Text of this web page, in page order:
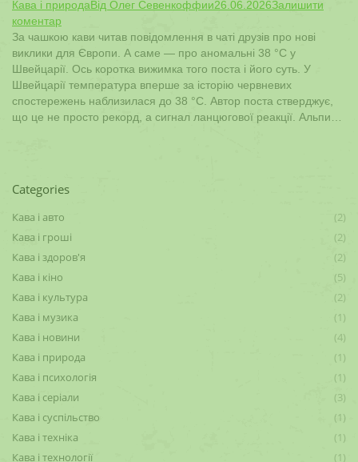
Кава і природаВід Олег Севенкоффии26.06.2026Залишити
коментар
За чашкою кави читав повідомлення в чаті друзів про нові
виклики для Європи. А саме — про аномальні 38 °C у
Швейцарії. Ось коротка вижимка того поста і його суть. У
Швейцарії температура вперше за історію червневих
спостережень наблизилася до 38 °C. Автор поста стверджує,
що це не просто рекорд, а сигнал ланцюгової реакції. Альпи…
Categories
Кава і авто
(2)
Кава і гроші
(2)
Кава і здоров'я
(2)
Кава і кіно
(5)
Кава і культура
(2)
Кава і музика
(1)
Кава і новини
(4)
Кава і природа
(1)
Кава і психологія
(1)
Кава і серіали
(3)
Кава і суспільство
(1)
Кава і техніка
(1)
Кава і технології
(1)